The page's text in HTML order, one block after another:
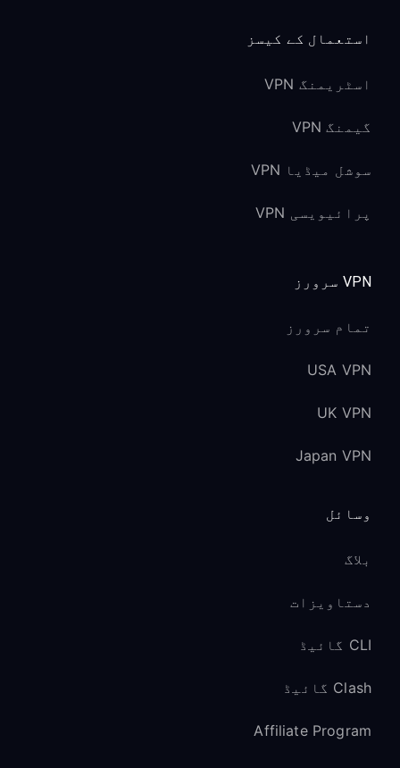
استعمال کے کیسز
اسٹریمنگ VPN
گیمنگ VPN
سوشل میڈیا VPN
پرائیویسی VPN
VPN سرورز
تمام سرورز
USA VPN
UK VPN
Japan VPN
وسائل
بلاگ
دستاویزات
CLI گائیڈ
Clash گائیڈ
Affiliate Program